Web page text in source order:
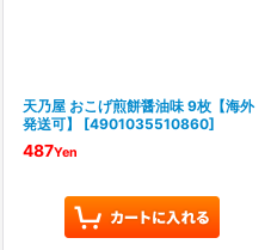
天乃屋 おこげ煎餅醤油味 9枚【海外
発送可】
[4901035510860]
487Yen